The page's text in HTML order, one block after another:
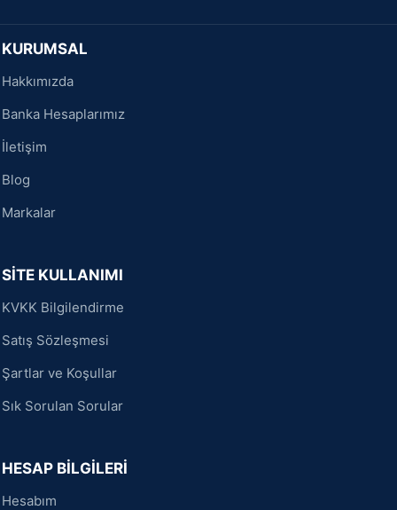
KURUMSAL
Hakkımızda
Banka Hesaplarımız
İletişim
Blog
Markalar
SİTE KULLANIMI
KVKK Bilgilendirme
Satış Sözleşmesi
Şartlar ve Koşullar
Sık Sorulan Sorular
HESAP BİLGİLERİ
Hesabım